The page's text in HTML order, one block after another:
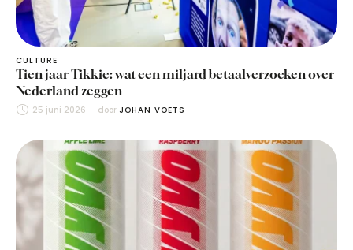
CULTURE
Tien jaar Tikkie: wat een miljard betaalverzoeken over
Nederland zeggen
25 juni 2026 door JOHAN VOETS